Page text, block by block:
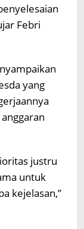
Febri
yang
justru
untuk
kejelasan,”